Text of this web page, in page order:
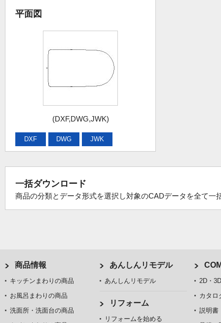
平面図
(DXF,DWG,JWK)
DXF DWG JWK
一括ダウンロード
商品の分類とデータ形式を選択し対象のCADデータを全て一
商品情報
キッチンまわりの商品
お風呂まわりの商品
洗面所・洗面台の商品
あんしんリモデル
あんしんリモデル
リフォーム
リフォームを始める
2D・
カタロ
説明書